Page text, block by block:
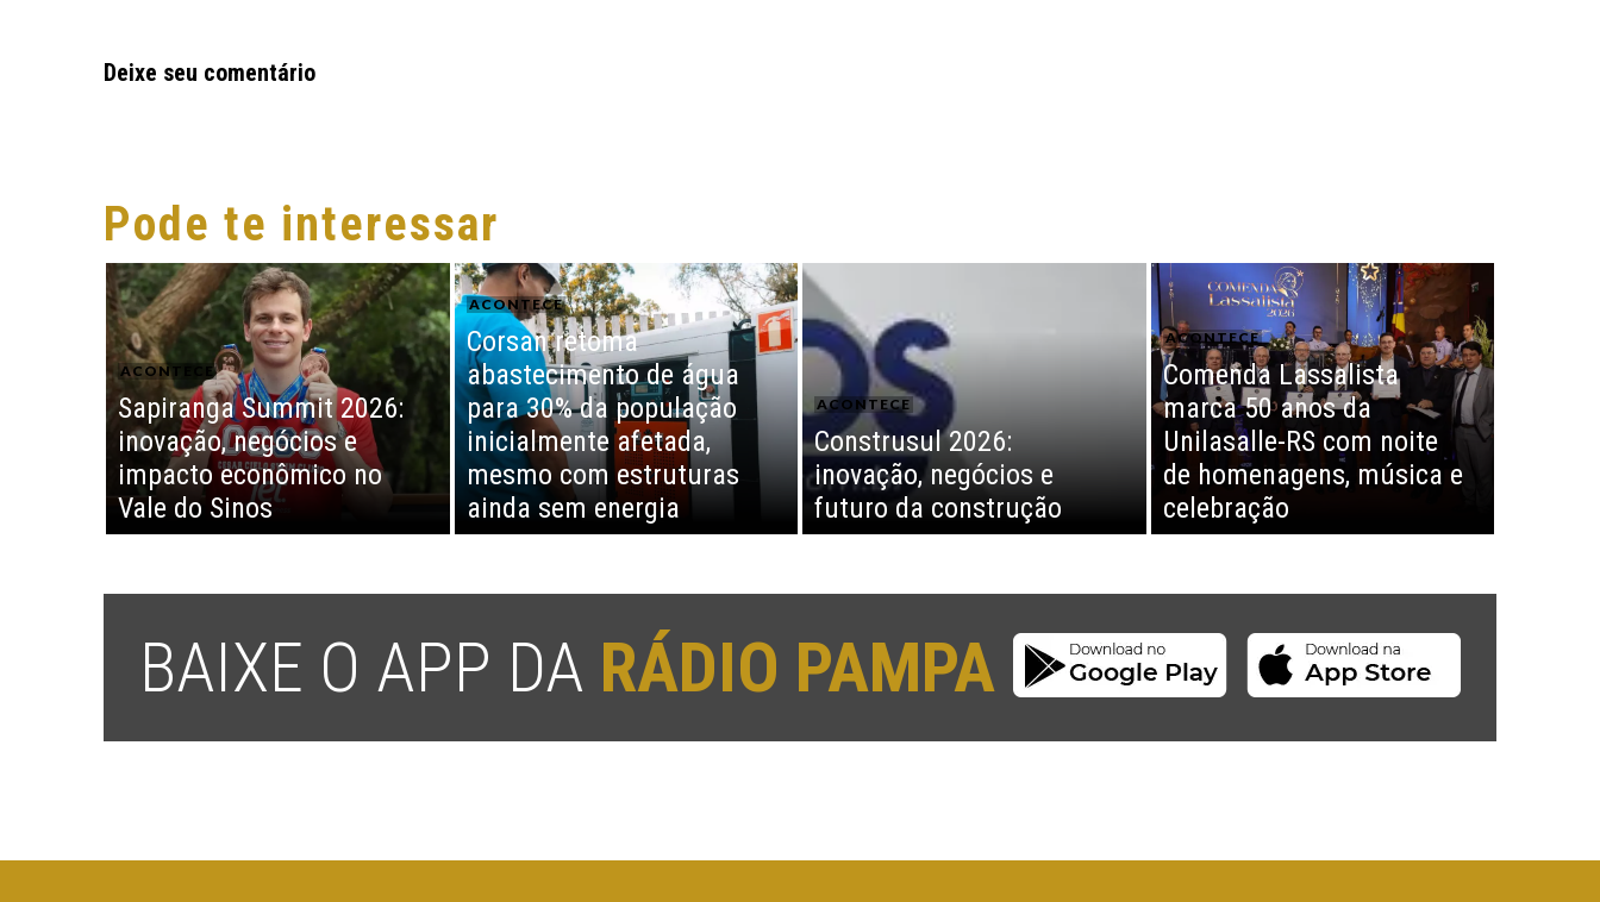
Deixe seu comentário
Pode te interessar
ACONTECE
Sapiranga Summit 2026:
inovação, negócios e
impacto econômico no
Vale do Sinos
ACONTECE
Corsan retoma
abastecimento de água
para 30% da população
inicialmente afetada,
mesmo com estruturas
ainda sem energia
ACONTECE
Construsul 2026:
inovação, negócios e
futuro da construção
ACONTECE
Comenda Lassalista
marca 50 anos da
Unilasalle-RS com noite
de homenagens, música e
celebração
BAIXE O APP DA RÁDIO PAMPA